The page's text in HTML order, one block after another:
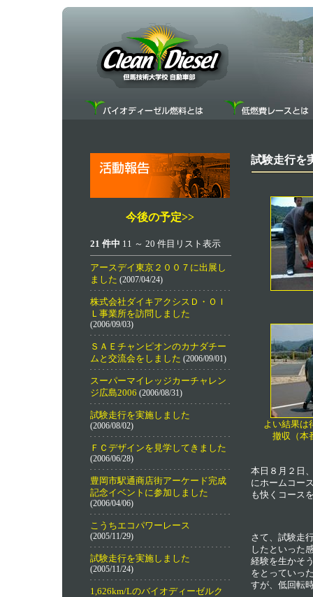
今後の予定>>
21 件中 11 ～ 20 件目リスト表示
アースデイ東京２００７に出展し
ました (2007/04/24)
株式会社ダイキアクシスＤ・ＯＩ
Ｌ事業所を訪問しました
(2006/09/03)
ＳＡＥチャンピオンのカナダチー
ムと交流会をしました (2006/09/01)
スーパーマイレッジカーチャレン
ジ広島2006 (2006/08/31)
試験走行を実施しました
(2006/08/02)
ＦＣデザインを見学してきました
(2006/06/28)
豊岡市駅通商店街アーケード完成
記念イベントに参加しました
(2006/04/06)
こうちエコパワーレース
(2005/11/29)
試験走行を実施しました
(2005/11/24)
1,626km/Lのバイオディーゼルク
試験走行を
よい結果は
撤収（本
本日８月２日
にホームコー
も快くコース
さて、試験走
したといった
経験を生かそ
をとっていっ
すが、低回転